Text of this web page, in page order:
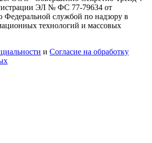
ЭЛ № ФС 77-79634 от
Федеральной службой по надзору в
технологий и массовых
и Согласие на обработку